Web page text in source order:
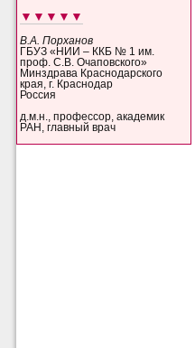
▼▼▼▼▼
В.А. Порханов
ГБУЗ «НИИ – ККБ № 1 им.
проф. С.В. Очаповского»
Минздрава Краснодарского
края, г. Краснодар
Россия
д.м.н., профессор, академик
РАН, главный врач